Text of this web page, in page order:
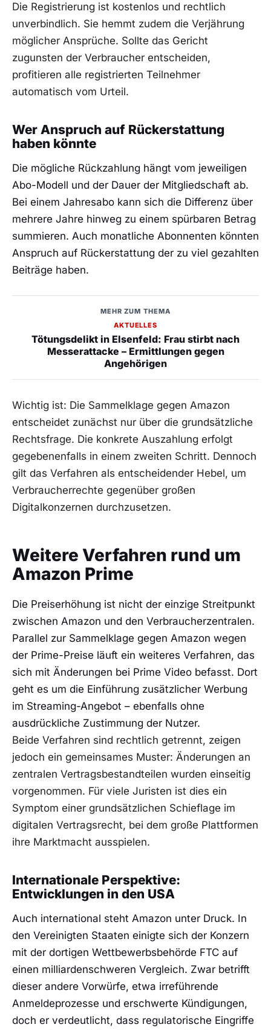
Die Registrierung ist kostenlos und rechtlich
unverbindlich. Sie hemmt zudem die Verjährung
möglicher Ansprüche. Sollte das Gericht
zugunsten der Verbraucher entscheiden,
profitieren alle registrierten Teilnehmer
automatisch vom Urteil.
Wer Anspruch auf Rückerstattung
haben könnte
Die mögliche Rückzahlung hängt vom jeweiligen
Abo-Modell und der Dauer der Mitgliedschaft ab.
Bei einem Jahresabo kann sich die Differenz über
mehrere Jahre hinweg zu einem spürbaren Betrag
summieren. Auch monatliche Abonnenten könnten
Anspruch auf Rückerstattung der zu viel gezahlten
Beiträge haben.
MEHR ZUM THEMA
AKTUELLES
Tötungsdelikt in Elsenfeld: Frau stirbt nach
Messerattacke – Ermittlungen gegen
Angehörigen
Wichtig ist: Die Sammelklage gegen Amazon
entscheidet zunächst nur über die grundsätzliche
Rechtsfrage. Die konkrete Auszahlung erfolgt
gegebenenfalls in einem zweiten Schritt. Dennoch
gilt das Verfahren als entscheidender Hebel, um
Verbraucherrechte gegenüber großen
Digitalkonzernen durchzusetzen.
Weitere Verfahren rund um
Amazon Prime
Die Preiserhöhung ist nicht der einzige Streitpunkt
zwischen Amazon und den Verbraucherzentralen.
Parallel zur Sammelklage gegen Amazon wegen
der Prime-Preise läuft ein weiteres Verfahren, das
sich mit Änderungen bei Prime Video befasst. Dort
geht es um die Einführung zusätzlicher Werbung
im Streaming-Angebot – ebenfalls ohne
ausdrückliche Zustimmung der Nutzer.
Beide Verfahren sind rechtlich getrennt, zeigen
jedoch ein gemeinsames Muster: Änderungen an
zentralen Vertragsbestandteilen wurden einseitig
vorgenommen. Für viele Juristen ist dies ein
Symptom einer grundsätzlichen Schieflage im
digitalen Vertragsrecht, bei dem große Plattformen
ihre Marktmacht ausspielen.
Internationale Perspektive:
Entwicklungen in den USA
Auch international steht Amazon unter Druck. In
den Vereinigten Staaten einigte sich der Konzern
mit der dortigen Wettbewerbsbehörde FTC auf
einen milliardenschweren Vergleich. Zwar betrifft
dieser andere Vorwürfe, etwa irreführende
Anmeldeprozesse und erschwerte Kündigungen,
doch er verdeutlicht, dass regulatorische Eingriffe